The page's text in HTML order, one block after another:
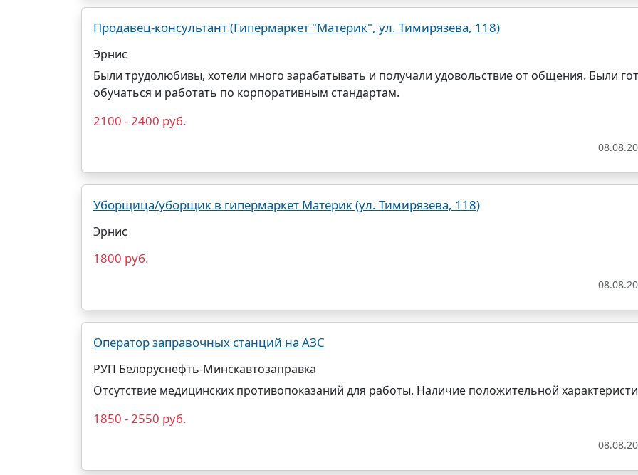
Продавец-консультант (Гипермаркет "Материк", ул. Тимирязева, 118)
Эрнис
Были трудолюбивы, хотели много зарабатывать и получали удовольствие от общения. Были
обучаться и работать по корпоративным стандартам.
2100 - 2400 руб.
Уборщица/уборщик в гипермаркет Материк (ул. Тимирязева, 118)
Эрнис
1800 руб.
Оператор заправочных станций на АЗС
РУП Белоруснефть-Минскавтозаправка
Отсутствие медицинских противопоказаний для работы. Наличие положительной
1850 - 2550 руб.